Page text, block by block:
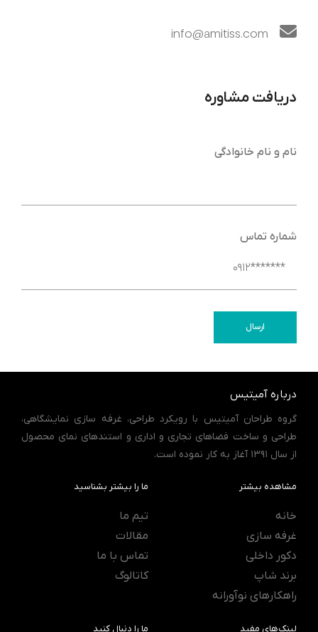
دریافت مشاوره
نام و نام خانوادگی
شماره تماس
ارسال
درباره آمیتیس
گروه طراحان آمیتیس با رویکرد طراحی، غرفه سازی نمایشگاهی،
طراحی و ساخت فضاهای تجاری و اداری و استندهای نمای محصول
از سال 1391 آغاز به کار نموده است.
مشاهده بیشتر
خانه
غرفه سازی
دکور داخلی
برند شاپ
راهکارهای نوآورانه
ما را بیشتر بشناسید
تیم ما
مقالات
تماس با ما
کاتالوگ
لینک‌های مفید ما را دنبال کنید